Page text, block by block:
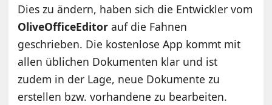
Dies zu ändern, haben sich die Entwickler vom
OliveOfficeEditorauf die Fahnen
geschrieben. Die kostenlose App kommt mit
allen üblichen Dokumenten klar und ist
zudem in der Lage, neue Dokumente zu
erstellen bzw. vorhandene zu bearbeiten.